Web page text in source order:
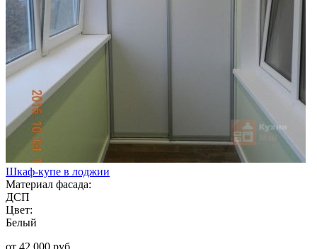
Шкаф-купе в лоджии
Материал фасада:
ДСП
Цвет:
Белый
от 42 000 руб.